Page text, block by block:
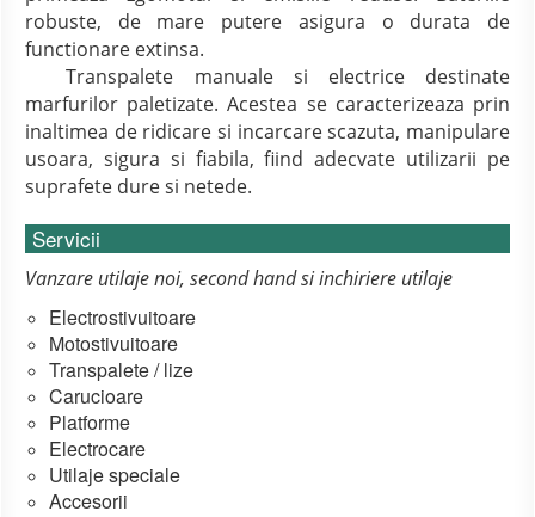
robuste, de mare putere asigura o durata de
functionare extinsa.
Transpalete manuale si electrice destinate
marfurilor paletizate. Acestea se caracterizeaza prin
inaltimea de ridicare si incarcare scazuta, manipulare
usoara, sigura si fiabila, fiind adecvate utilizarii pe
suprafete dure si netede.
Servicii
Vanzare utilaje noi, second hand si inchiriere utilaje
Electrostivuitoare
Motostivuitoare
Transpalete / lize
Carucioare
Platforme
Electrocare
Utilaje speciale
Accesorii